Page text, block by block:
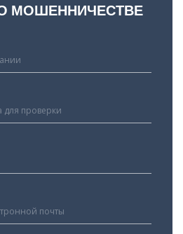
МОШЕННИЧЕСТВЕ